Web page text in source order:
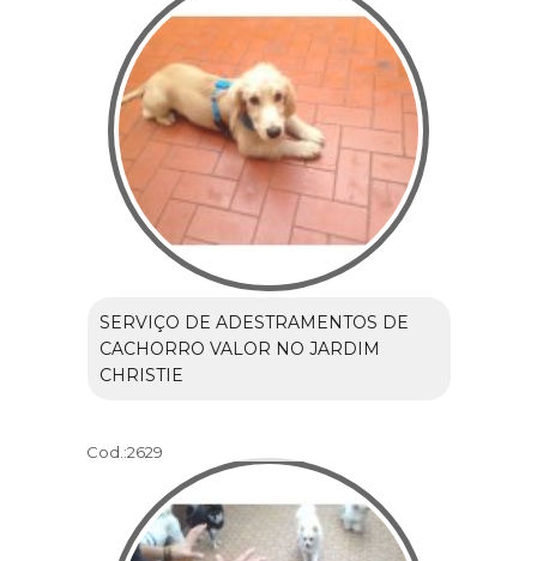
SERVIÇO DE ADESTRAMENTOS DE
CACHORRO VALOR NO JARDIM
CHRISTIE
Cod.:2629